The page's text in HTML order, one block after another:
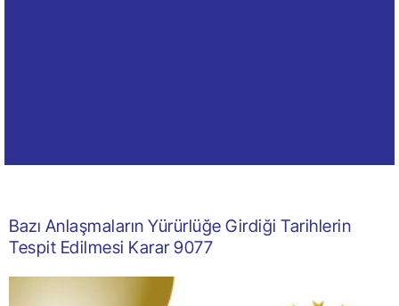
Bazı Anlaşmaların Yürürlüğe Girdiği Tarihlerin
Tespit Edilmesi Karar 9077